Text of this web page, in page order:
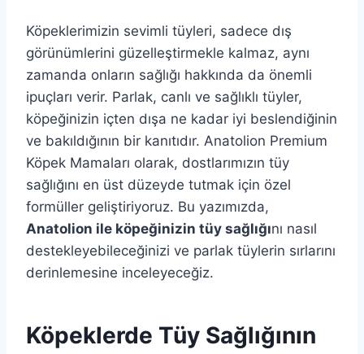
Köpeklerimizin sevimli tüyleri, sadece dış
görünümlerini güzelleştirmekle kalmaz, aynı
zamanda onların sağlığı hakkında da önemli
ipuçları verir. Parlak, canlı ve sağlıklı tüyler,
köpeğinizin içten dışa ne kadar iyi beslendiğinin
ve bakıldığının bir kanıtıdır. Anatolion Premium
Köpek Mamaları olarak, dostlarımızın tüy
sağlığını en üst düzeyde tutmak için özel
formüller geliştiriyoruz. Bu yazımızda,
Anatolion ile köpeğinizin tüy sağlığını nasıl
destekleyebileceğinizi ve parlak tüylerin sırlarını
derinlemesine inceleyeceğiz.
Köpeklerde Tüy Sağlığının